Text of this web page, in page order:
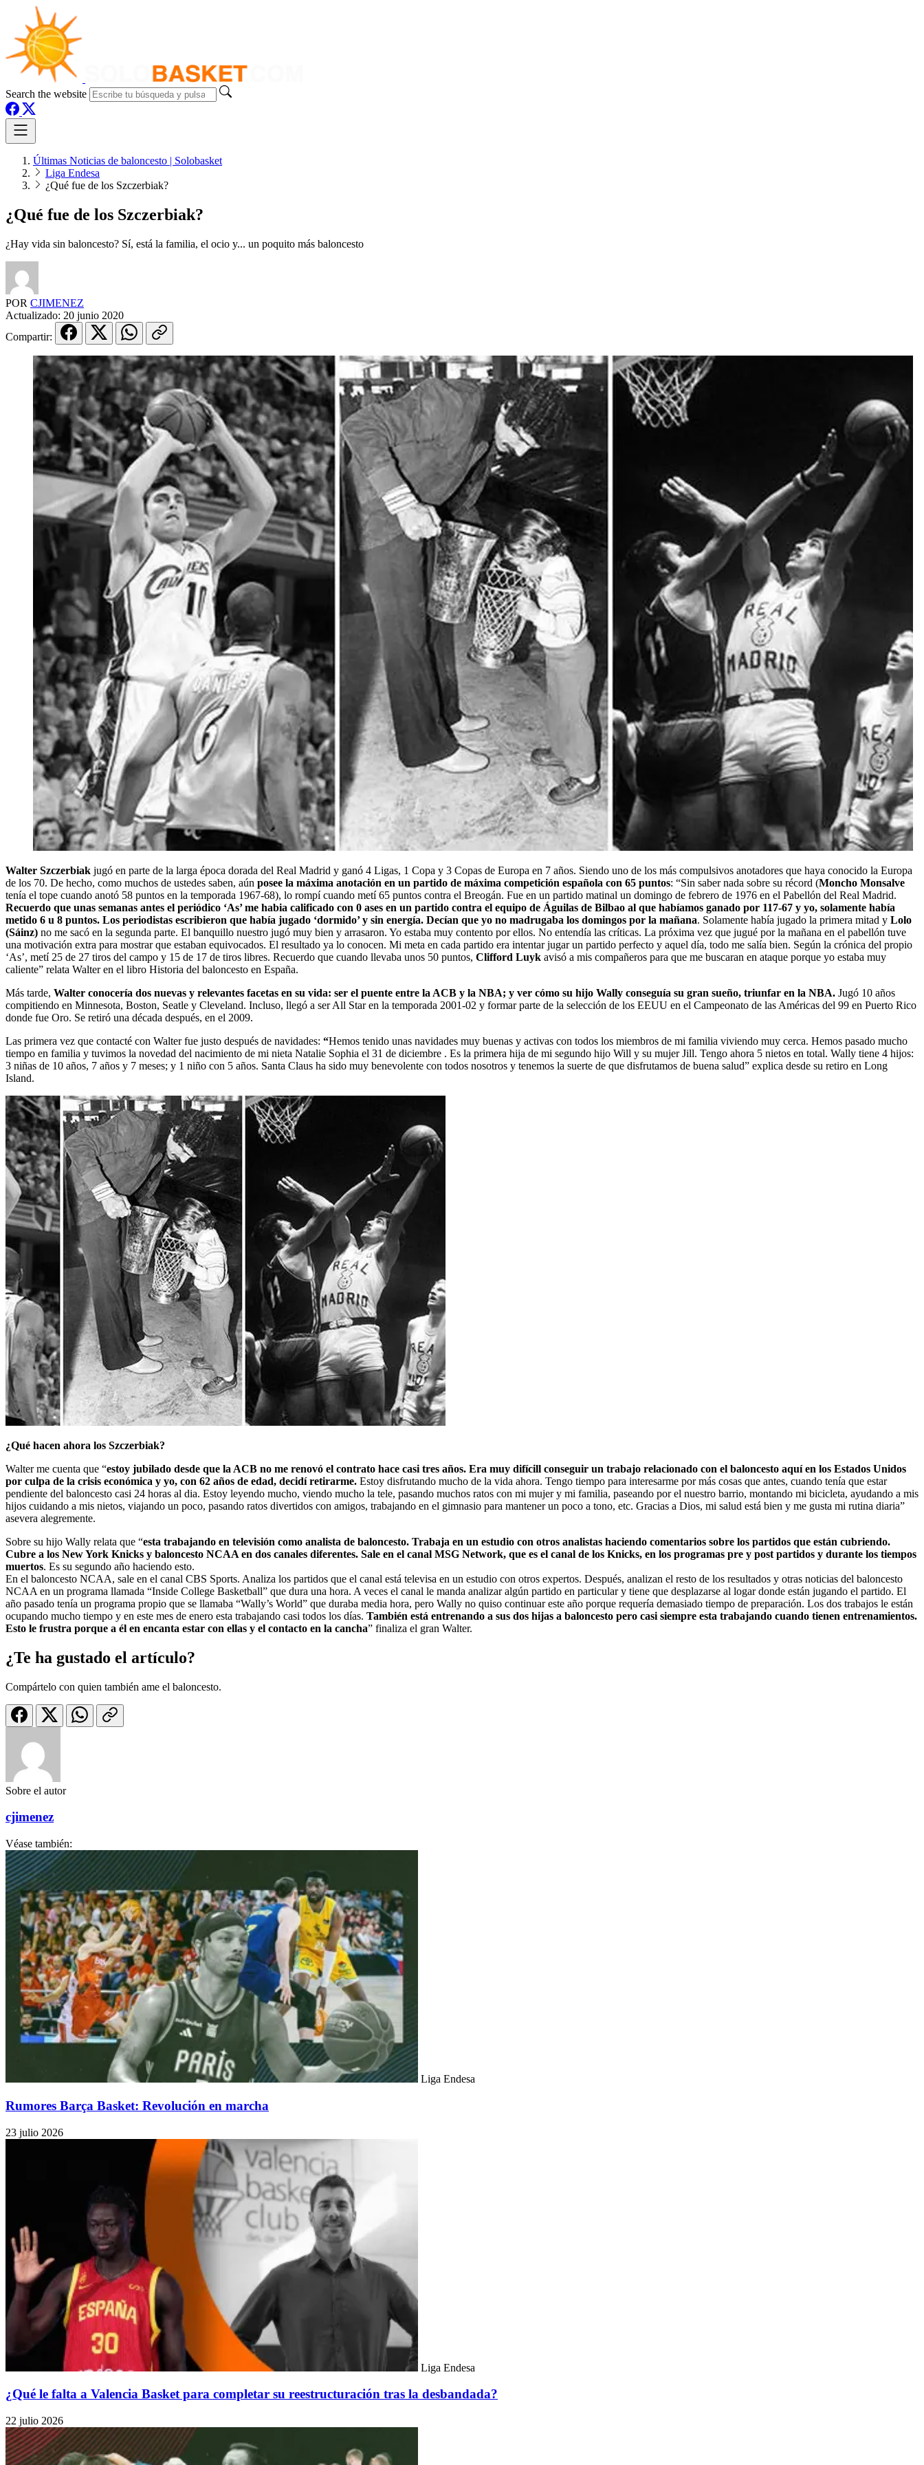
Search the website
Últimas Noticias de baloncesto | Solobasket
Liga Endesa
¿Qué fue de los Szczerbiak?
¿Qué fue de los Szczerbiak?
¿Hay vida sin baloncesto? Sí, está la familia, el ocio y... un poquito más baloncesto
POR CJIMENEZ
Actualizado: 20 junio 2020
Compartir:
Walter Szczerbiak jugó en parte de la larga época dorada del Real Madrid y ganó 4 Ligas, 1 Copa y 3 Copas de Europa en 7 años. Siendo uno de los más compulsivos anotadores que haya conocido la Europa
de los 70. De hecho, como muchos de ustedes saben, aún posee la máxima anotación en un partido de máxima competición española con 65 puntos: “Sin saber nada sobre su récord (Moncho Monsalve
tenía el tope cuando anotó 58 puntos en la temporada 1967-68), lo rompí cuando metí 65 puntos contra el Breogán. Fue en un partido matinal un domingo de febrero de 1976 en el Pabellón del Real Madrid.
Recuerdo que unas semanas antes el periódico ‘As’ me habia calificado con 0 ases en un partido contra el equipo de Águilas de Bilbao al que habíamos ganado por 117-67 y yo, solamente había
metido 6 u 8 puntos. Los periodistas escribieron que había jugado ‘dormido’ y sin energía. Decían que yo no madrugaba los domingos por la mañana. Solamente había jugado la primera mitad y Lolo
(Sáinz) no me sacó en la segunda parte. El banquillo nuestro jugó muy bien y arrasaron. Yo estaba muy contento por ellos. No entendía las críticas. La próxima vez que jugué por la mañana en el pabellón tuve
una motivación extra para mostrar que estaban equivocados. El resultado ya lo conocen. Mi meta en cada partido era intentar jugar un partido perfecto y aquel día, todo me salía bien. Según la crónica del propio
‘As’, metí 25 de 27 tiros del campo y 15 de 17 de tiros libres. Recuerdo que cuando llevaba unos 50 puntos, Clifford Luyk avisó a mis compañeros para que me buscaran en ataque porque yo estaba muy
caliente” relata Walter en el libro Historia del baloncesto en España.
Más tarde, Walter conocería dos nuevas y relevantes facetas en su vida: ser el puente entre la ACB y la NBA; y ver cómo su hijo Wally conseguía su gran sueño, triunfar en la NBA. Jugó 10 años
compitiendo en Minnesota, Boston, Seatle y Cleveland. Incluso, llegó a ser All Star en la temporada 2001-02 y formar parte de la selección de los EEUU en el Campeonato de las Américas del 99 en Puerto Rico
donde fue Oro. Se retiró una década después, en el 2009.
Las primera vez que contacté con Walter fue justo después de navidades: “Hemos tenido unas navidades muy buenas y activas con todos los miembros de mi familia viviendo muy cerca. Hemos pasado mucho
tiempo en familia y tuvimos la novedad del nacimiento de mi nieta Natalie Sophia el 31 de diciembre . Es la primera hija de mi segundo hijo Will y su mujer Jill. Tengo ahora 5 nietos en total. Wally tiene 4 hijos:
3 niñas de 10 años, 7 años y 7 meses; y 1 niño con 5 años. Santa Claus ha sido muy benevolente con todos nosotros y tenemos la suerte de que disfrutamos de buena salud” explica desde su retiro en Long
Island.
¿Qué hacen ahora los Szczerbiak?
Walter me cuenta que “estoy jubilado desde que la ACB no me renovó el contrato hace casi tres años. Era muy difícill conseguir un trabajo relacionado con el baloncesto aquí en los Estados Unidos
por culpa de la crisis económica y yo, con 62 años de edad, decidí retirarme. Estoy disfrutando mucho de la vida ahora. Tengo tiempo para interesarme por más cosas que antes, cuando tenía que estar
pendiente del baloncesto casi 24 horas al dia. Estoy leyendo mucho, viendo mucho la tele, pasando muchos ratos con mi mujer y mi familia, paseando por el nuestro barrio, montando mi bicicleta, ayudando a mis
hijos cuidando a mis nietos, viajando un poco, pasando ratos divertidos con amigos, trabajando en el gimnasio para mantener un poco a tono, etc. Gracias a Dios, mi salud está bien y me gusta mi rutina diaria”
asevera alegremente.
Sobre su hijo Wally relata que “esta trabajando en televisión como analista de baloncesto. Trabaja en un estudio con otros analistas haciendo comentarios sobre los partidos que están cubriendo.
Cubre a los New York Knicks y baloncesto NCAA en dos canales diferentes. Sale en el canal MSG Network, que es el canal de los Knicks, en los programas pre y post partidos y durante los tiempos
muertos. Es su segundo año haciendo esto.
En el baloncesto NCAA, sale en el canal CBS Sports. Analiza los partidos que el canal está televisa en un estudio con otros expertos. Después, analizan el resto de los resultados y otras noticias del baloncesto
NCAA en un programa llamada “Inside College Basketball” que dura una hora. A veces el canal le manda analizar algún partido en particular y tiene que desplazarse al logar donde están jugando el partido. El
año pasado tenía un programa propio que se llamaba “Wally’s World” que duraba media hora, pero Wally no quiso continuar este año porque requería demasiado tiempo de preparación. Los dos trabajos le están
ocupando mucho tiempo y en este mes de enero esta trabajando casi todos los días. También está entrenando a sus dos hijas a baloncesto pero casi siempre esta trabajando cuando tienen entrenamientos.
Esto le frustra porque a él en encanta estar con ellas y el contacto en la cancha” finaliza el gran Walter.
¿Te ha gustado el artículo?
Compártelo con quien también ame el baloncesto.
Sobre el autor
cjimenez
Véase también:
Liga Endesa
Rumores Barça Basket: Revolución en marcha
23 julio 2026
Liga Endesa
¿Qué le falta a Valencia Basket para completar su reestructuración tras la desbandada?
22 julio 2026